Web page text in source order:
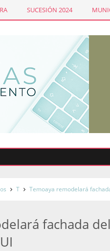
SUCESIÓN 2024
T Temoaya remodelará
fachada